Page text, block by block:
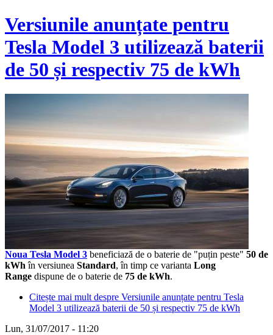
Versiunile anunțate pentru
Tesla Model 3 utilizează baterii
de 50 și respectiv 75 de kWh
Noua Tesla Model 3 beneficiază de o baterie de "puțin peste" 50 de
kWh în versiunea Standard, în timp ce varianta Long
Range dispune de o baterie de 75 de kWh.
Citește mai mult despre Versiunile anunțate pentru Tesla
Model 3 utilizează baterii de 50 și respectiv 75 de kWh
Lun, 31/07/2017 - 11:20